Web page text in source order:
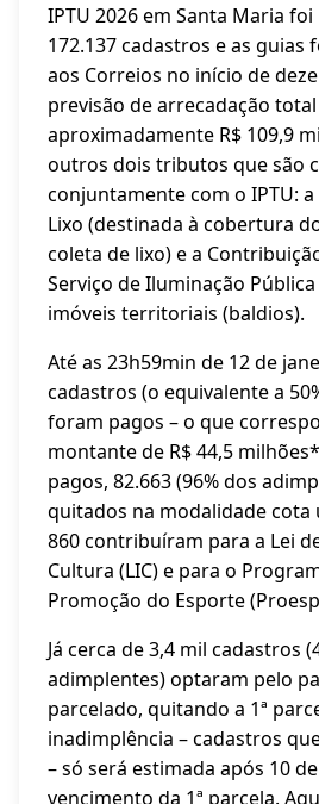
IPTU 2026 em Santa Maria
172.137 cadastros e as guias
aos Correios no início de
previsão de arrecadação
aproximadamente R$ 109,9
outros dois tributos que são
conjuntamente com o IPTU: a
Lixo (destinada à cobertura
coleta de lixo) e a
Serviço de Iluminação
imóveis territoriais (baldios).
Até as 23h59min de 12 de
cadastros (o equivalente a
foram pagos – o que
montante de R$ 44,5
pagos, 82.663 (96% dos
quitados na modalidade cota
860 contribuíram para a Lei
Cultura (LIC) e para o
Promoção do Esporte
Já cerca de 3,4 mil cadastros
adimplentes) optaram pelo
parcelado, quitando a 1ª
inadimplência – cadastros
– só será estimada após 10
vencimento da 1ª parcela.